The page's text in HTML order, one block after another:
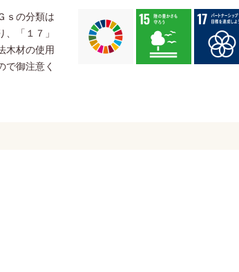
ｓの分類は
、「１７」
木材の使用
で御注意く